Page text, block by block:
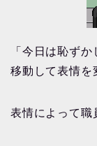
「今日は恥ず
移動して表情を
表情によって職